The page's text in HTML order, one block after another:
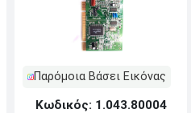
Παρόμοια Βάσει Εικόνας
Κωδικός: 1.043.80004